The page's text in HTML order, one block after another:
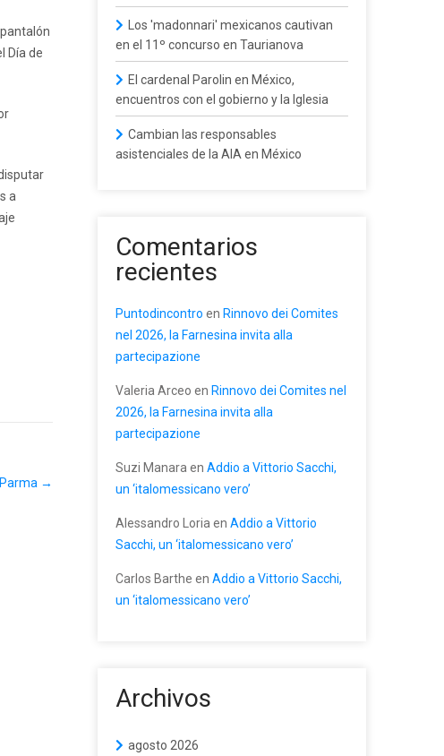
Día de
a
→
Los 'madonnari' mexicanos cautivan
en el 11º concurso en Taurianova
El cardenal Parolin en México,
encuentros con el gobierno y la Iglesia
Cambian las responsables
asistenciales de la AIA en México
Comentarios
recientes
Puntodincontro en Rinnovo dei Comites
nel 2026, la Farnesina invita alla
partecipazione
Valeria Arceo en Rinnovo dei Comites nel
2026, la Farnesina invita alla
partecipazione
Suzi Manara en Addio a Vittorio Sacchi,
un ‘italomessicano vero’
Alessandro Loria en Addio a Vittorio
Sacchi, un ‘italomessicano vero’
Carlos Barthe en Addio a Vittorio Sacchi,
un ‘italomessicano vero’
Archivos
agosto 2026